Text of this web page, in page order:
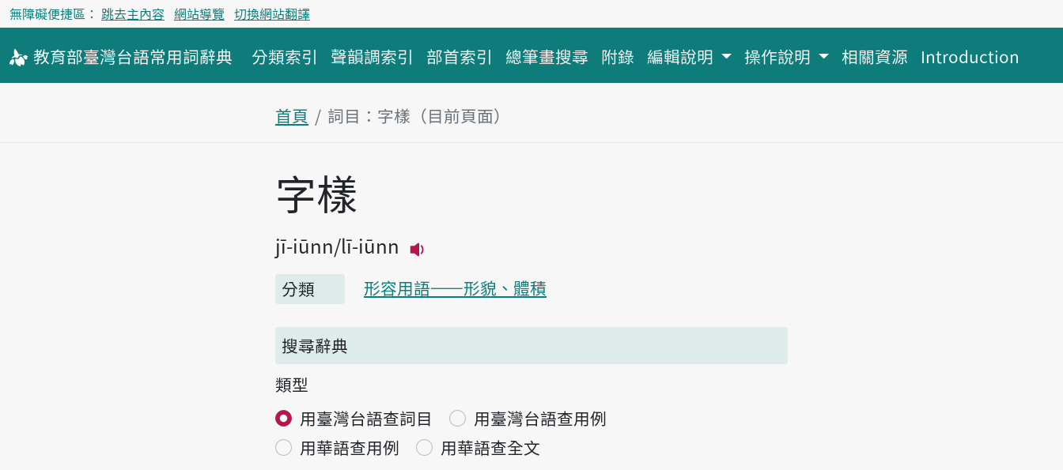
無障礙便捷區： 跳去主內容 網站導覽 切換網站翻譯
教育部臺灣台語常用詞辭典 分類索引 聲韻調索引 部首索引 總筆畫搜尋 附錄 編輯說明 操作說明 相關資源 Introduction
首頁 詞目：字樣（目前頁面）
主內容區塊
字樣
jī-iūnn lī-iūnn
分類
形容用語——形貌、體積
搜尋辭典
類型
用臺灣台語查詞目
用臺灣台語查用例
用華語查用例
用華語查全文